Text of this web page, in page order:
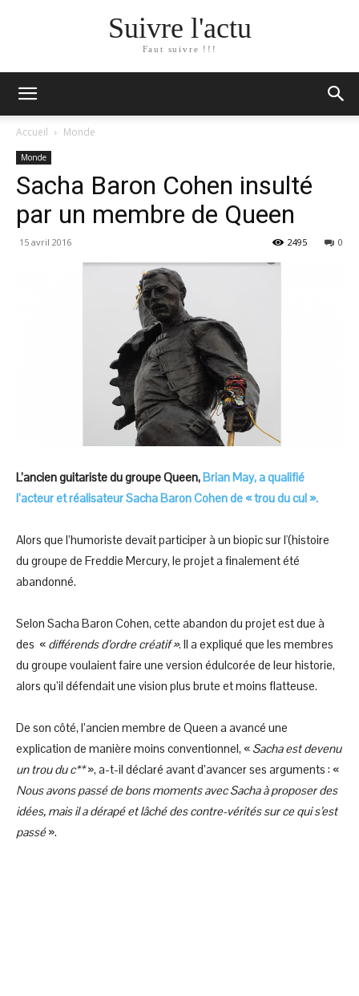
Suivre l'actu
Faut suivre !!!
Accueil Monde
Monde
Sacha Baron Cohen insulté
par un membre de Queen
15 avril 2016 0
2495
L’ancien guitariste du groupe Queen, Brian May, a qualifié
l’acteur et réalisateur Sacha Baron Cohen de « trou du cul ».
Alors que l’humoriste devait participer à un biopic sur l'(histoire
du groupe de Freddie Mercury, le projet a finalement été
abandonné.
Selon Sacha Baron Cohen, cette abandon du projet est due à
des « diffé­rends d’ordre créa­tif ». Il a expliqué que les membres
du groupe voulaient faire une version édulcorée de leur historie,
alors qu’il défendait une vision plus brute et moins flatteuse.
De son côté, l’ancien membre de Queen a avancé une
explication de manière moins conventionnel, « Sacha est devenu
un trou du c**», a-t-il déclaré avant d’avancer ses arguments : «
Nous avons passé de bons moments avec Sacha à propo­ser des
idées, mais il a dérapé et lâché des contre-véri­tés sur ce qui s’est
passé».